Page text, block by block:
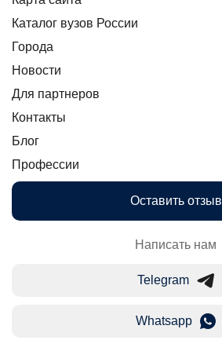
Каталог вузов России
Города
Новости
Для партнеров
Контакты
Блог
Профессии
Оставить отзыв
Написать нам
Telegram
Whatsapp